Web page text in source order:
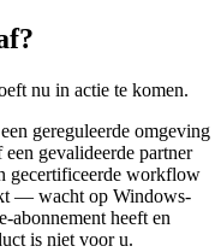
nu in actie te komen.
gereguleerde omgeving
gevalideerde partner
gecertificeerde workflow
— wacht op Windows-
abonnement heeft en
is niet voor u.